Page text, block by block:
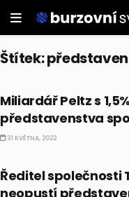
Štítek:
Miliardář Peltz s
představenstva
31 KVĚTNA, 2022
Ředitel společnosti
neopustí